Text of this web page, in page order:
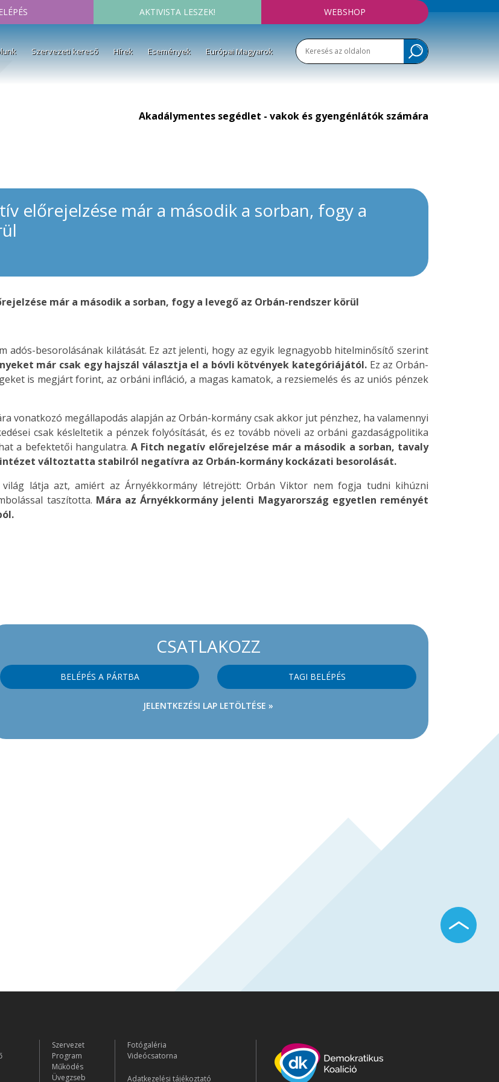
AKTIVISTA LESZEK! WEBSHOP
Szervezeti kereső Hírek Események Európai Magyarok
Akadálymentes segédlet - vakok és gyengénlátók számára
előrejelzése már a második a sorban, fogy a
már a második a sorban, fogy a levegő az Orbán-rendszer körül
adós-besorolásának kilátását. Ez azt jelenti, hogy az egyik legnagyobb hitelminősítő szerint
már csak egy hajszál választja el a bóvli kötvények kategóriájától. Ez az Orbán-
is megjárt forint, az orbáni infláció, a magas kamatok, a rezsiemelés és az uniós pénzek
vonatkozó megállapodás alapján az Orbán-kormány csak akkor jut pénzhez, ha valamennyi
csak késleltetik a pénzek folyósítását, és ez tovább növeli az orbáni gazdaságpolitika
a befektetői hangulatra. A Fitch negatív előrejelzése már a második a sorban, tavaly
változtatta stabilról negatívra az Orbán-kormány kockázati besorolását.
látja azt, amiért az Árnyékkormány létrejött: Orbán Viktor nem fogja tudni kihúzni
taszította. Mára az Árnyékkormány jelenti Magyarország egyetlen reményét
CSATLAKOZZ
BELÉPÉS A PÁRTBA TAGI BELÉPÉS
JELENTKEZÉSI LAP LETÖLTÉSE »
Szervezet
Program
Működés
Üvegzseb
Fotógaléria
Videócsatorna
Adatkezelési tájékoztató